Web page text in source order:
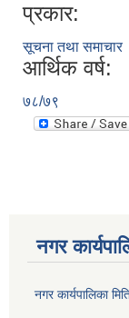
प्रकार:
सूचना तथा समाचार
आर्थिक वर्ष:
७८/७९
नगर
नगर कार्यपालिका